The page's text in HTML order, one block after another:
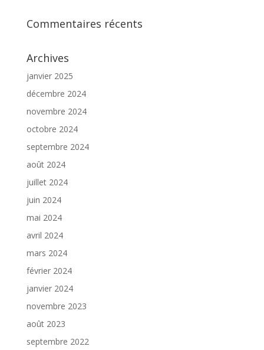
Commentaires récents
Archives
janvier 2025
décembre 2024
novembre 2024
octobre 2024
septembre 2024
août 2024
juillet 2024
juin 2024
mai 2024
avril 2024
mars 2024
février 2024
janvier 2024
novembre 2023
août 2023
septembre 2022